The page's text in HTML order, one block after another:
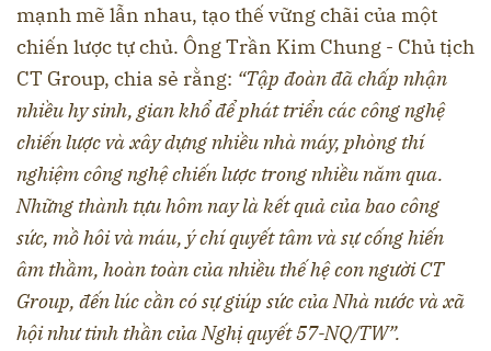
mạnh mẽ lẫn nhau, tạo thế vững chãi của một
chiến lược tự chủ. Ông Trần Kim Chung - Chủ tịch
CT Group, chia sẻ rằng: “Tập đoàn đã chấp nhận
nhiều hy sinh, gian khổ để phát triển các công nghệ
chiến lược và xây dựng nhiều nhà máy, phòng thí
nghiệm công nghệ chiến lược trong nhiều năm qua.
Những thành tựu hôm nay là kết quả của bao công
sức, mồ hôi và máu, ý chí quyết tâm và sự cống hiến
âm thầm, hoàn toàn của nhiều thế hệ con người CT
Group, đến lúc cần có sự giúp sức của Nhà nước và xã
hội như tinh thần của Nghị quyết 57-NQ/TW”.